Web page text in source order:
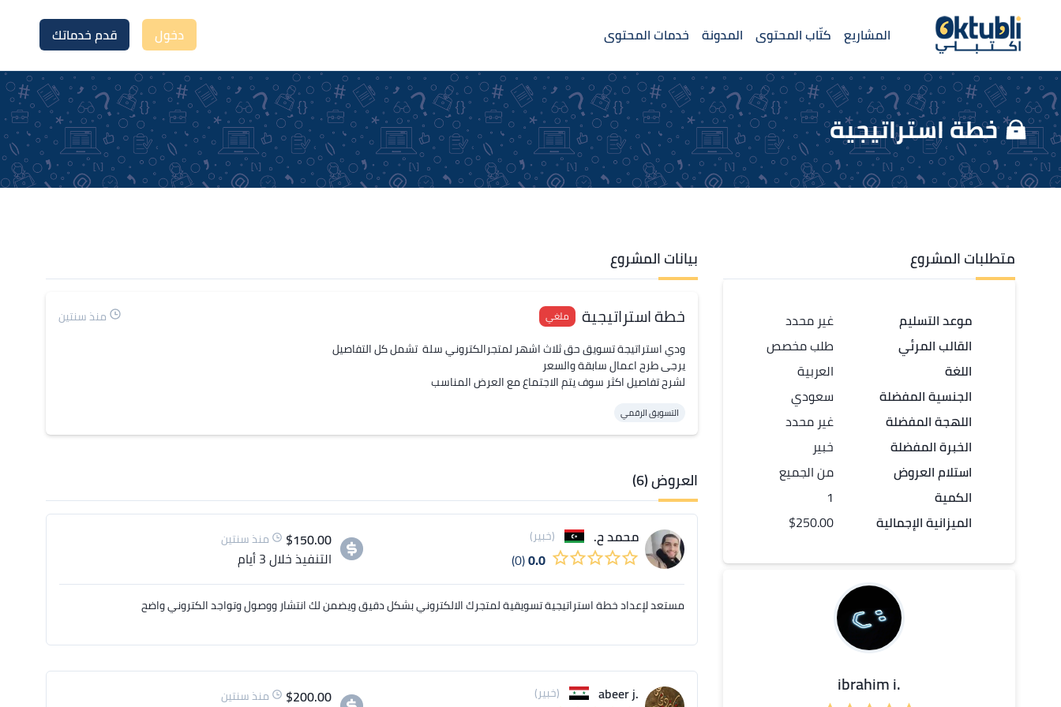
المشاريع كتّاب المحتوى المدونة خدمات المحتوى دخول قدم خدماتك
خطة استراتيجية
متطلبات المشروع
موعد التسليم
القالب المرئي
اللغة
الجنسية المفضلة
اللهجة المفضلة
الخبرة المفضلة
استلام العروض
الكمية
الميزانية الإجمالية
غير محدد
طلب مخصص
العربية
سعودي
غير محدد
خبير
من الجميع
1
$250.00
.ibrahim i
بيانات المشروع
خطة استراتيجية ملغي
منذ سنتين
لشرح تفاصيل اكثر سوف يتم الاجتماع مع العرض المناسب
التسويق الرقمي
العروض (6)
محمد ح. (خبير)
0.0
(0)
$150.00 منذ سنتين
التنفيذخلال 3 أيام
مستعد لإعداد خطة استراتيجية تسويقية لمتجرك الالكتروني بشكل دقيق ويضمن لك انتشار ووصول وتواجد الكتروني واضح
.abeer j (خبير) $200.00 منذ سنتين